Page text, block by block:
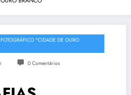
"CIDADE DE OURO
0 Comentários